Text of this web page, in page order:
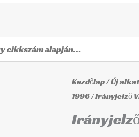
Kezdőlap/Új
1996/ Irányjelző
Irányjelző
VIC-
mennyiség